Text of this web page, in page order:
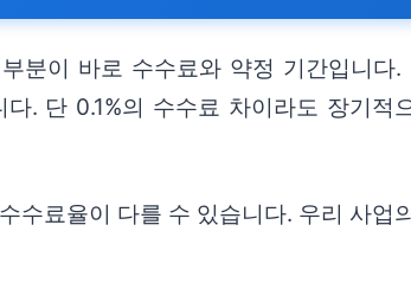
이 바로 수수료와 약정 기간입니다.
. 단 0.1%의 수수료 차이라도 장기
수료율이 다를 수 있습니다. 우리 사